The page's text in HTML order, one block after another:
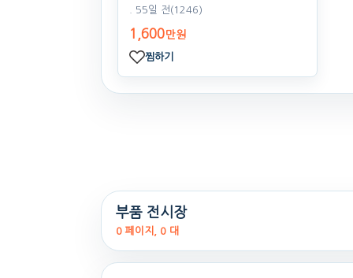
. 55일 전 (1246)
1,600만원
찜하기
부품 전시장
0 페이지, 0 대